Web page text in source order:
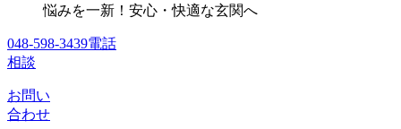
悩みを一新！安心・快適な玄関へ
048-598-3439電話
相談
お問い
合わせ